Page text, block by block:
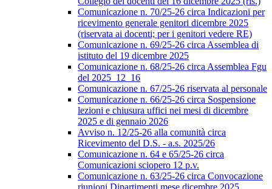
Comunicazione n. 70/25-26 circa Indicazioni per
ricevimento generale genitori dicembre 2025
(riservata ai docenti; per i genitori vedere RE)
Comunicazione n. 69/25-26 circa Assemblea di
istituto del 19 dicembre 2025
Comunicazione n. 68/25-26 circa Assemblea Fgu
del 2025_12_16
Comunicazione n. 67/25-26 riservata al personale
Comunicazione n. 66/25-26 circa Sospensione
lezioni e chiusura uffici nei mesi di dicembre
2025 e di gennaio 2026
Avviso n. 12/25-26 alla comunità circa
Ricevimento del D.S. - a.s. 2025/26
Comunicazione n. 64 e 65/25-26 circa
Comunicazioni sciopero 12 p.v.
Comunicazione n. 63/25-26 circa Convocazione